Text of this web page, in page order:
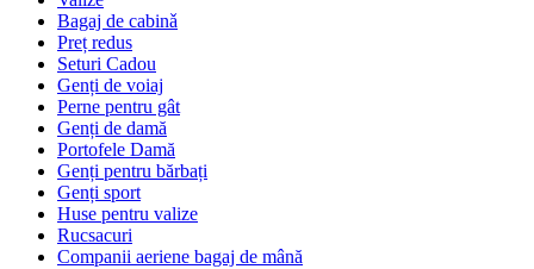
Bagaj de cabinǎ
Preț redus
Seturi Cadou
Genți de voiaj
Perne pentru gât
Genți de damă
Portofele Damă
Genți pentru bărbați
Genți sport
Huse pentru valize
Rucsacuri
Companii aeriene bagaj de mână